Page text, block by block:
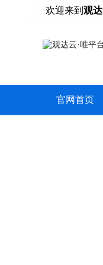
欢迎来到 观
官网首页